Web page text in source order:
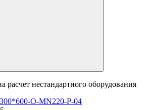
расчет нестандартного оборудования
О-MN220-P-04